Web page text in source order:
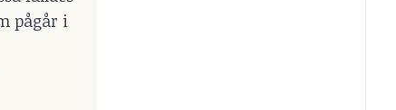
pågår i